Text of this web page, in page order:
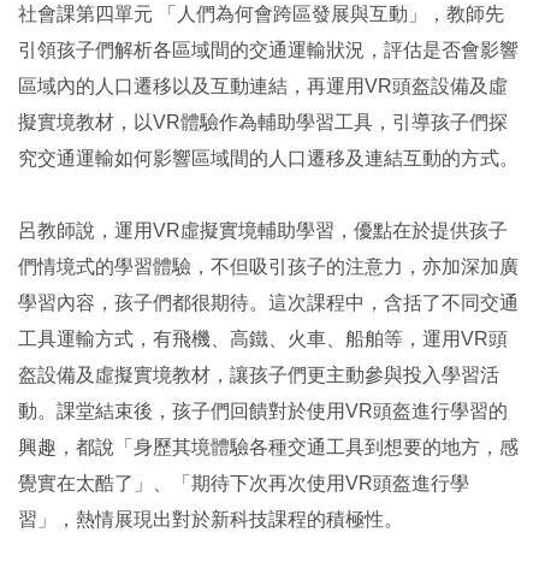
社會課第四單元 「人們為何會跨區發展與互動」，教師先
引領孩子們解析各區域間的交通運輸狀況，評估是否會影響
區域內的人口遷移以及互動連結，再運用VR頭盔設備及虛
擬實境教材，以VR體驗作為輔助學習工具，引導孩子們探
究交通運輸如何影響區域間的人口遷移及連結互動的方式。
呂教師說，運用VR虛擬實境輔助學習，優點在於提供孩子
們情境式的學習體驗，不但吸引孩子的注意力，亦加深加廣
學習內容，孩子們都很期待。這次課程中，含括了不同交通
工具運輸方式，有飛機、高鐵、火車、船舶等，運用VR頭
盔設備及虛擬實境教材，讓孩子們更主動參與投入學習活
動。課堂結束後，孩子們回饋對於使用VR頭盔進行學習的
興趣，都說「身歷其境體驗各種交通工具到想要的地方，感
覺實在太酷了」、「期待下次再次使用VR頭盔進行學
習」，熱情展現出對於新科技課程的積極性。